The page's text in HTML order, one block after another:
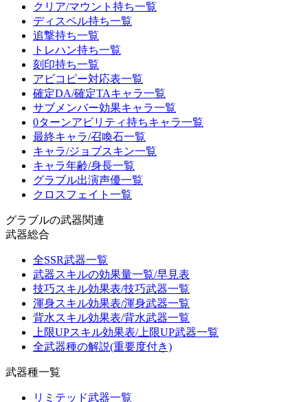
クリア/マウント持ち一覧
ディスペル持ち一覧
追撃持ち一覧
トレハン持ち一覧
刻印持ち一覧
アビコピー対応表一覧
確定DA/確定TAキャラ一覧
サブメンバー効果キャラ一覧
0ターンアビリティ持ちキャラ一覧
最終キャラ/召喚石一覧
キャラ/ジョブスキン一覧
キャラ年齢/身長一覧
グラブル出演声優一覧
クロスフェイト一覧
グラブルの武器関連
武器総合
全SSR武器一覧
武器スキルの効果量一覧/早見表
技巧スキル効果表/技巧武器一覧
渾身スキル効果表/渾身武器一覧
背水スキル効果表/背水武器一覧
上限UPスキル効果表/上限UP武器一覧
全武器種の解説(重要度付き)
武器種一覧
リミテッド武器一覧